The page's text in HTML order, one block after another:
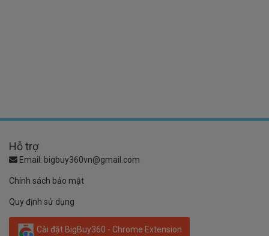
Hỗ trợ
Email: bigbuy360vn@gmail.com
Chính sách bảo mật
Quy định sử dụng
Cài đặt BigBuy360 - Chrome Extension